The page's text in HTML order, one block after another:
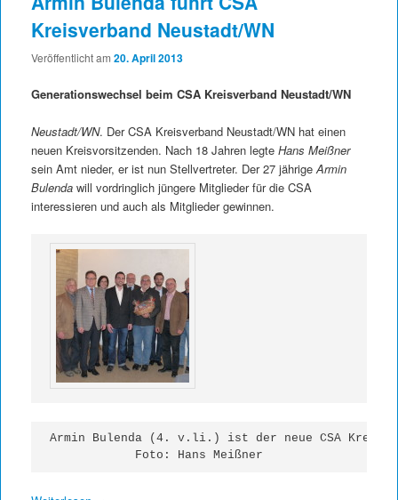
Kreisverband Neustadt/WN
Veröffentlicht am 20. April 2013
Generationswechsel beim CSA Kreisverband Neustadt/WN
Neustadt/WN. Der CSA Kreisverband Neustadt/WN hat einen
neuen Kreisvorsitzenden. Nach 18 Jahren legte Hans Meißner
sein Amt nieder, er ist nun Stellvertreter. Der 27 jährigeArmin
Bulendawill vordringlich jüngere Mitglieder für die CSA
interessieren und auch als Mitglieder gewinnen.
Armin Bulenda (4. v.li.) ist der neue CSA
Foto: Hans Meißner